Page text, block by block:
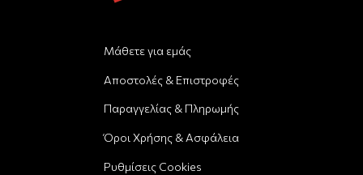
Μάθετε για εμάς
Αποστολές & Επιστροφές
Παραγγελίας & Πληρωμής
Όροι Χρήσης & Ασφάλεια
Ρυθμίσεις Cookies